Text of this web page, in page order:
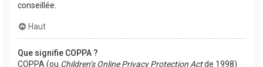
conseillée.
Haut
Que signifie COPPA ?
COPPA (ou Children’s Online Privacy Protection Actde 1998)